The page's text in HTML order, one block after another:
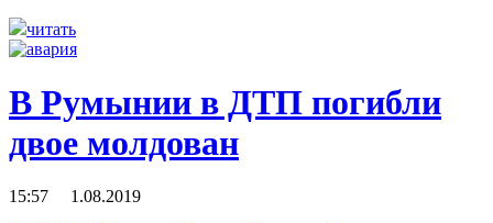
читать
В Румынии в ДТП погибли
двое молдован
15:57 1.08.2019